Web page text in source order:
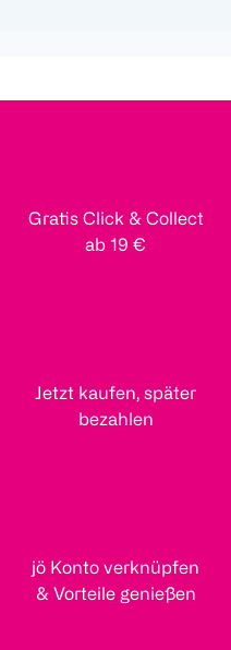
Gratis Click & Collect
ab 19 €
Jetzt kaufen, später
bezahlen
jö Konto verknüpfen
& Vorteile genießen